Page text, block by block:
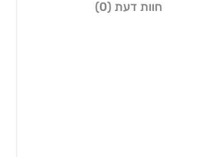
חוות דעת (0)